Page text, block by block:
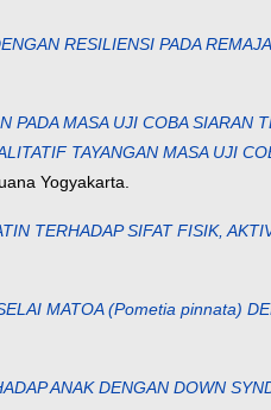
RESILIENSI PADA
PADA MASA UJI COBA SIARAN
TAYANGAN MASA UJI
Yogyakarta.
TERHADAP SIFAT FISIK,
MATOA (Pometia pinnata)
ANAK DENGAN DOWN